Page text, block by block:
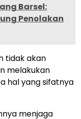
Barsel:
Penolakan
tidak akan
melakukan
hal yang sifatnya
menjaga